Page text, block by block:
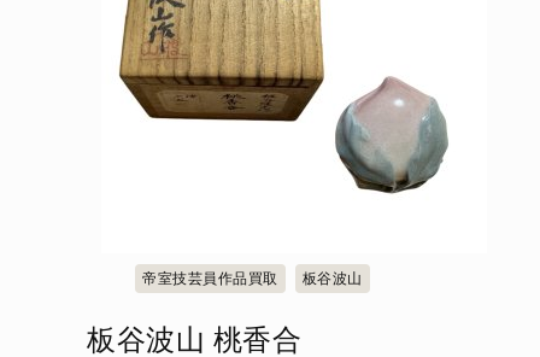
帝室技芸員作品買取 板谷波山
板谷波山 桃香合